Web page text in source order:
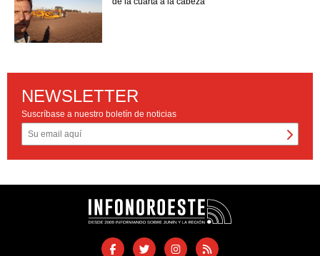
NEWSLETTER
Suscríbase a nuestro boletín de noticias